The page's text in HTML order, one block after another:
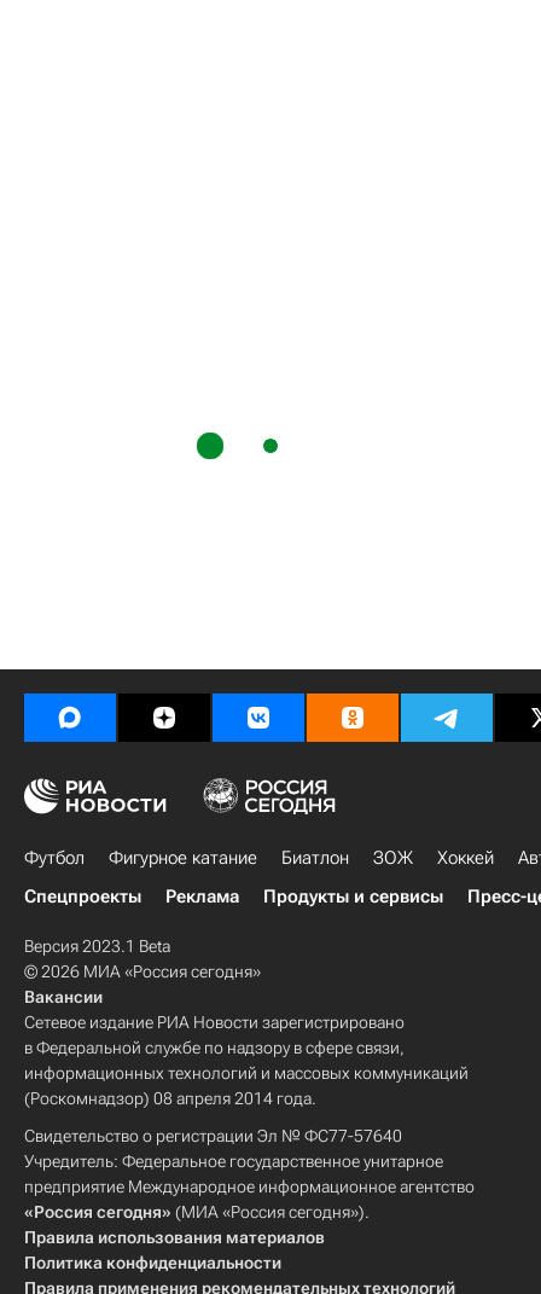
Футбол Фигурное катание Биатлон ЗОЖ Хоккей
Спецпроекты
Реклама Продукты и сервисы Пресс-
Версия 2023.1 Beta
© 2026 МИА «Россия сегодня»
Вакансии
Сетевое издание РИА Новости зарегистрировано
в Федеральной службе по надзору в сфере связи,
информационных технологий и массовых коммуникаций
(Роскомнадзор) 08 апреля 2014 года.
Свидетельство о регистрации Эл № ФС77-57640
Учредитель: Федеральное государственное унитарное
предприятие Международное информационное агентство
«Россия сегодня» (МИА «Россия сегодня»).
Правила использования материалов
Политика конфиденциальности
Правила применения рекомендательных технологий